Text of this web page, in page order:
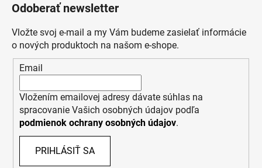
Odoberať newsletter
Vložte svoj e-mail a my Vám budeme zasielať informácie
o nových produktoch na našom e-shope.
Email
Vložením emailovej adresy dávate súhlas na
spracovanie Vašich osobných údajov podľa
podmienok ochrany osobných údajov.
PRIHLÁSIŤ SA